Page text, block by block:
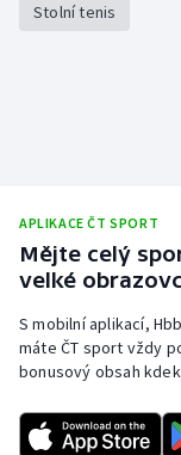
Stolní tenis
APLIKACE ČT SPORT
Mějte celý
velké
S mobilní aplikací,
máte ČT sport vždy
bonusový obsah